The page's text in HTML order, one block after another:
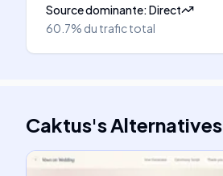
Source dominante:Direct
60.7% du trafic total
Caktus'sAlternatives